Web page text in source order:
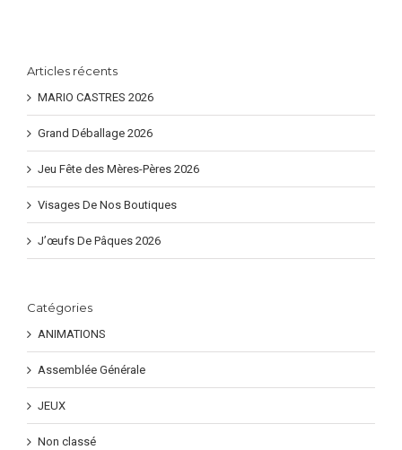
Articles récents
MARIO CASTRES 2026
Grand Déballage 2026
Jeu Fête des Mères-Pères 2026
Visages De Nos Boutiques
J’œufs De Pâques 2026
Catégories
ANIMATIONS
Assemblée Générale
JEUX
Non classé